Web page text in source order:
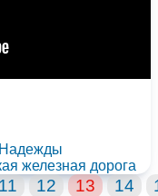
железная дорога
11 12 13 14